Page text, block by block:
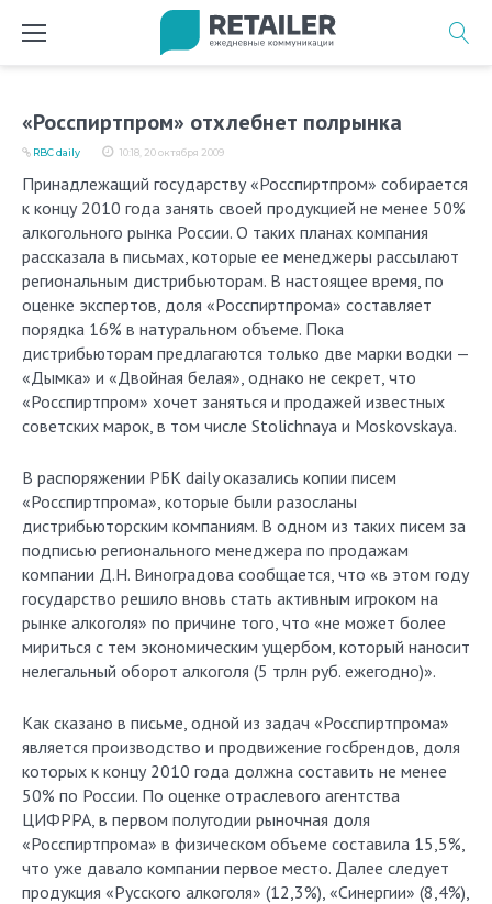
«Росспиртпром» отхлебнет полрынка
10:18, 20 октября 2009
RBC daily
Принадлежащий государству «Росспиртпром» собирается
к концу 2010 года занять своей продукцией не менее 50%
алкогольного рынка России. О таких планах компания
рассказала в письмах, которые ее менеджеры рассылают
региональным дистрибьюторам. В настоящее время, по
оценке экспертов, доля «Росспиртпрома» составляет
порядка 16% в натуральном объеме. Пока
дистрибьюторам предлагаются только две марки водки —
«Дымка» и «Двойная белая», однако не секрет, что
«Росспиртпром» хочет заняться и продажей известных
советских марок, в том числе Stolichnaya и Moskovskaya.
В распоряжении РБК daily оказались копии писем
«Росспиртпрома», которые были разосланы
дистрибьюторским компаниям. В одном из таких писем за
подписью регионального менеджера по продажам
компании Д.Н. Виноградова сообщается, что «в этом году
государство решило вновь стать активным игроком на
рынке алкоголя» по причине того, что «не может более
мириться с тем экономическим ущербом, который наносит
нелегальный оборот алкоголя (5 трлн руб. ежегодно)».
Как сказано в письме, одной из задач «Росспиртпрома»
является производство и продвижение госбрендов, доля
которых к концу 2010 года должна составить не менее
50% по России. По оценке отраслевого агентства
ЦИФРРА, в первом полугодии рыночная доля
«Росспиртпрома» в физическом объеме составила 15,5%,
что уже давало компании первое место. Далее следует
продукция «Русского алкоголя» (12,3%), «Синергии» (8,4%),